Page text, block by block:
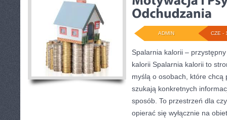
CZE -
ADMIN
Spalarnia kalorii –
kalorii Spalarnia kalorii to
myślą o osobach, które
szukają konkretnych
sposób. To przestrzeń dla
opierać się wyłącznie na